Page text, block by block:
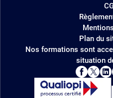
Plan du
Nos formations sont
situation